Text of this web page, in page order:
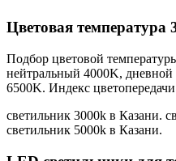
Цветовая температура
Подбор цветовой
нейтральный 4000K,
6500K. Индекс
светильник 3000k в Казани.
светильник 5000k в Казани.